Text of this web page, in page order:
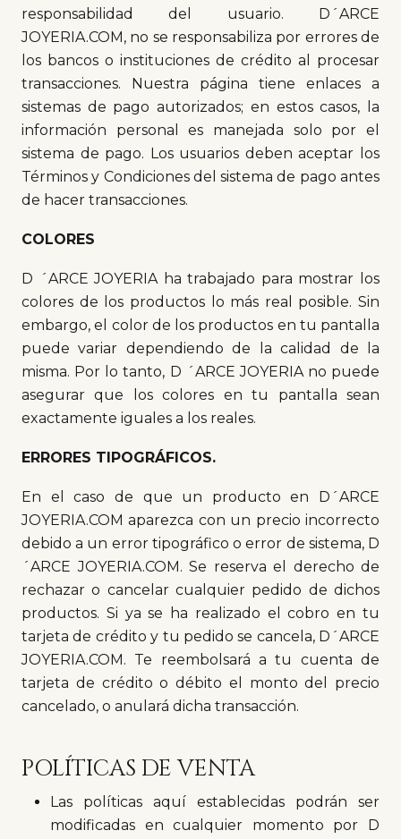
responsabilidad del usuario. D´ARCE
JOYERIA.COM, no se responsabiliza por errores de
los bancos o instituciones de crédito al procesar
transacciones. Nuestra página tiene enlaces a
sistemas de pago autorizados; en estos casos, la
información personal es manejada solo por el
sistema de pago. Los usuarios deben aceptar los
Términos y Condiciones del sistema de pago antes
de hacer transacciones.
COLORES
D ´ARCE JOYERIA ha trabajado para mostrar los
colores de los productos lo más real posible. Sin
embargo, el color de los productos en tu pantalla
puede variar dependiendo de la calidad de la
misma. Por lo tanto, D ´ARCE JOYERIA no puede
asegurar que los colores en tu pantalla sean
exactamente iguales a los reales.
ERRORES TIPOGRÁFICOS.
En el caso de que un producto en D´ARCE
JOYERIA.COM aparezca con un precio incorrecto
debido a un error tipográfico o error de sistema, D
´ARCE JOYERIA.COM. Se reserva el derecho de
rechazar o cancelar cualquier pedido de dichos
productos. Si ya se ha realizado el cobro en tu
tarjeta de crédito y tu pedido se cancela, D´ARCE
JOYERIA.COM. Te reembolsará a tu cuenta de
tarjeta de crédito o débito el monto del precio
cancelado, o anulará dicha transacción.
POLÍTICAS DE VENTA
Las políticas aquí establecidas podrán ser
modificadas en cualquier momento por D